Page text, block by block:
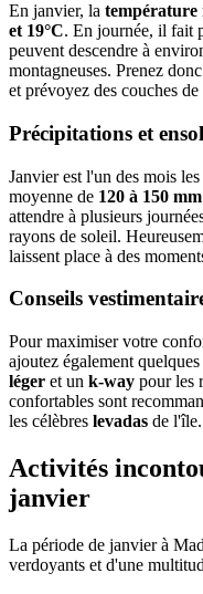
En janvier, la température
et 19°C. En journée, il fait
peuvent descendre à
montagneuses. Prenez
et prévoyez des couches de
Précipitations et
Janvier est l'un des mois
moyenne de 120 à 150
attendre à plusieurs
rayons de soleil.
laissent place à des
Conseils
Pour maximiser votre
ajoutez également
léger et un k-way pour les
confortables sont
les célèbres levadas de l'île.
Activités
janvier
La période de janvier à
verdoyants et d'une